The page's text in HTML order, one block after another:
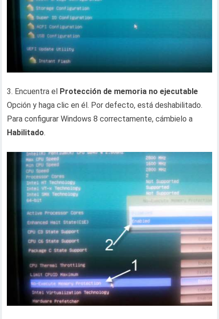
3. Encuentra el
Protección de memoria no ejecutable
Opción y haga clic en él. Por defecto, está deshabilitado.
Para configurar Windows 8 correctamente, cámbielo a
Habilitado.